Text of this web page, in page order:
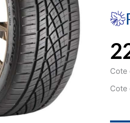
Cote
Cote